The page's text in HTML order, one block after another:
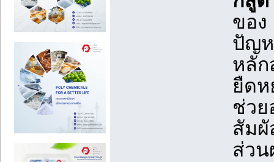
ของ
ปัญห
หลัก
ยืดห
ช่วย
สัมผั
ส่วน